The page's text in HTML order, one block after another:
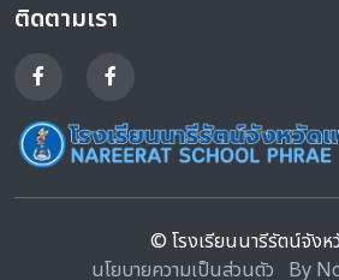
ติดตามเรา
© โรงเรียนนารีรัตน์จังห
นโยบายความเป็นส่วนตัว By